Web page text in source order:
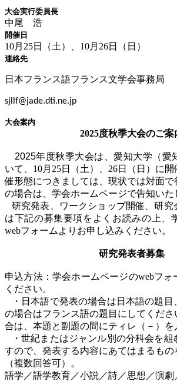
大会実行委員長
中尾 浩
開催日
10月25日（土）、10月26日（日）
連絡先
日本フランス語フランス文学会事務局
sjllf@jade.dti.ne.jp
大会案内
2025度秋季大会のご案
2025年度秋季大会は、愛知大学（愛
いて、 10月 25日（土）、 26日（日）に
催形態につきましては、現状では対面
の場合は、学会ホームページで告知いた
研究発表、ワークショップ開催、研究
は下記の募集要項をよくお読みの上、
webフォームよりお申し込みください。
研究発表者募集
申込方法：学会ホームページのwebフォ
ください。
・日本語で発表の場合は日本語の題
の場合はフランス語の題目にしてくだ
合は、本題と副題の間にティレ（－）を
・世紀またはジャンル別の分科会を組
すので、発表する内容にあてはまるも
（複数回答可）。
語学／語学教育／小説／詩／思想／演劇